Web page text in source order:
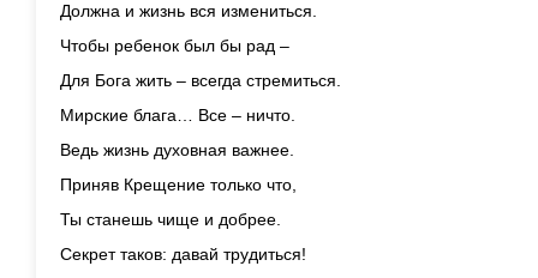
Должна и жизнь вся измениться.
Чтобы ребенок был бы рад –
Для Бога жить – всегда стремиться.
Мирские блага… Все – ничто.
Ведь жизнь духовная важнее.
Приняв Крещение только что,
Ты станешь чище и добрее.
Секрет таков: давай трудиться!